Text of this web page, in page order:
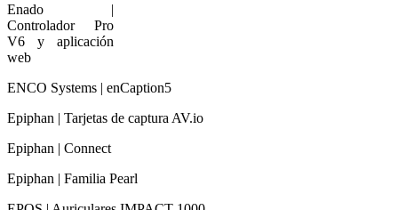
Enado |
Controlador Pro
V6 y aplicación
web
ENCO Systems | enCaption5
Epiphan | Tarjetas de captura AV.io
Epiphan | Connect
Epiphan | Familia Pearl